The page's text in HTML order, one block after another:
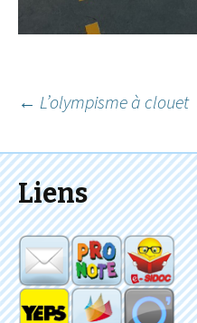
Navigation
articles
← L’olympisme à clouet
Liens